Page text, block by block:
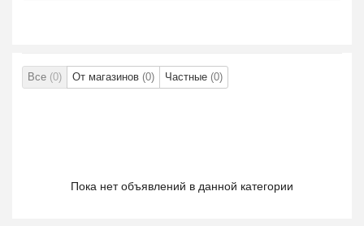
Все (0) От магазинов (0) Частные (0)
Пока нет объявлений в данной категории